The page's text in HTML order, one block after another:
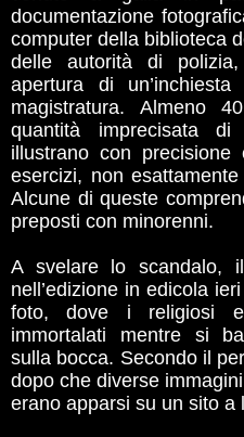
documentazione
computer della biblioteca
delle autorità di
apertura di
magistratura. Almeno
quantità imprecisata
illustrano con
esercizi, non
Alcune di queste
preposti con minorenni.
A svelare lo scandalo,
nell’edizione in edicola
foto, dove i religiosi
immortalati mentre si
sulla bocca. Secondo il
dopo che diverse
erano apparsi su un sito a